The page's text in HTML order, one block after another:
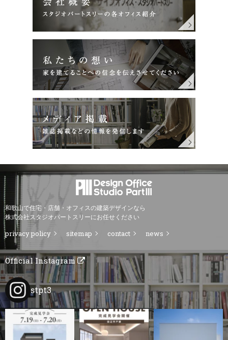
和歌山で住宅・店舗・オフィスの建築デザインなら
株式会社スタジオパートスリーにお任せください
privacy policy sitemap contact news
Official Instagram
stpt3